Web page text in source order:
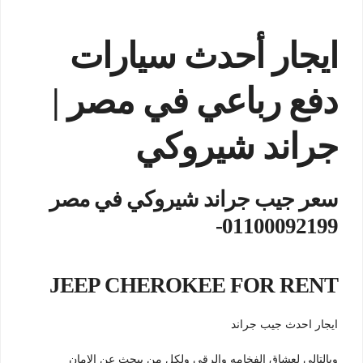
ايجار أحدث سيارات
دفع رباعي في مصر |
جراند شيروكي
سعر جيب جراند شيروكي في مصر
01100092199-
JEEP CHEROKEE FOR RENT
ايجار احدث جيب جراند
وبالتالى لعشاق الفخامه والرقى ولكل من يبحث عن الامان